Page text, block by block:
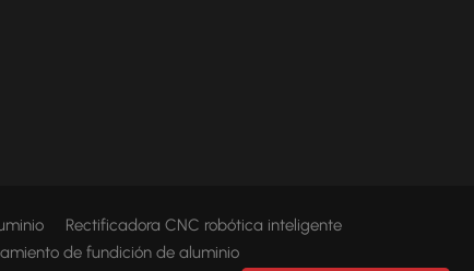
Rectificadora CNC robótica inteligente
de fundición de aluminio